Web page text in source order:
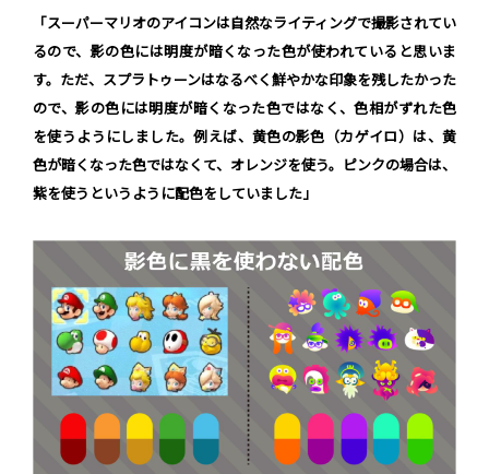
「スーパーマリオのアイコンは自然なライティングで撮影されてい
るので、影の色には明度が暗くなった色が使われていると思いま
す。ただ、スプラトゥーンはなるべく鮮やかな印象を残したかった
ので、影の色には明度が暗くなった色ではなく、色相がずれた色
を使うようにしました。例えば、黄色の影色（カゲイロ）は、黄
色が暗くなった色ではなくて、オレンジを使う。ピンクの場合は、
紫を使うというように配色をしていました」